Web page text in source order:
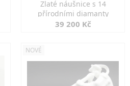
Zlaté náušnice s 14
přírodními diamanty
39 200 Kč
NOVÉ